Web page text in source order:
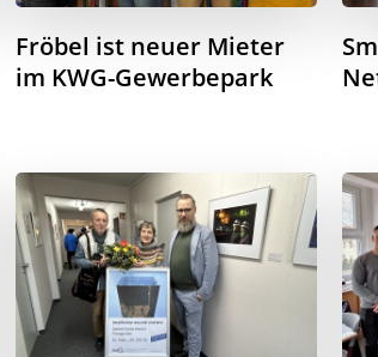
Fröbel ist neuer Mieter
im KWG-Gewerbepark